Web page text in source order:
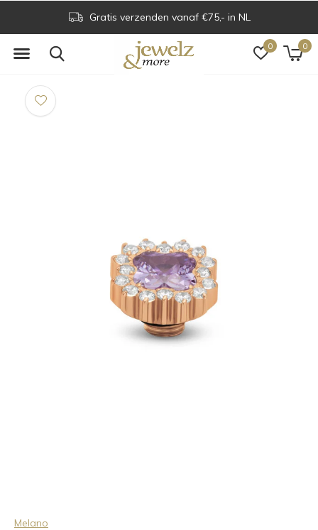
0 0
Gratis verzenden vanaf €75,- in NL
Melano